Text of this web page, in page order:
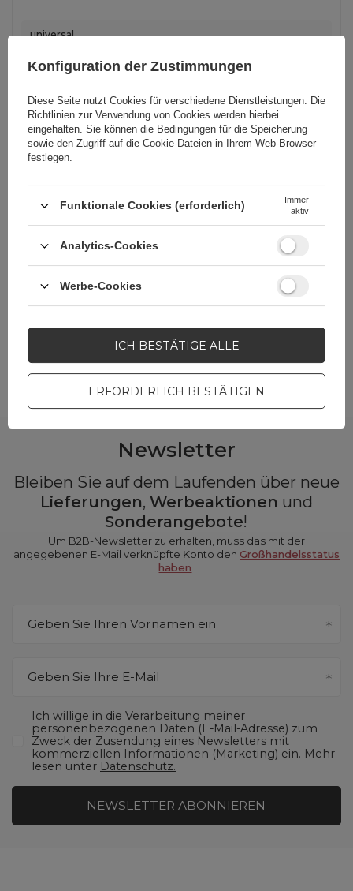
universal
11,39 EURinkl. MwSt
Collection
EAN:
universal
11,39 EURinkl. MwSt
Newsletter
Bleiben Sie auf dem Laufenden über neue
Lieferungen, Werbeaktionen und
Sonderangebote!
Um B2B-Newsletter zu erhalten, muss das mit der
angegebenen E-Mail verknüpfte Konto den Großhandelsstatus
haben
Geben Sie Ihren Vornamen ein
Geben Sie Ihre E-Mail
Ich willige in die Verarbeitung meiner
personenbezogenen Daten (E-Mail-Adresse) zum
Zweck der Zusendung eines Newsletters mit
kommerziellen Informationen (Marketing) ein. Mehr
lesen unter Datenschutz.
NEWSLETTER ABONNIEREN
Konfiguration der Zustimmungen
Diese Seite nutzt Cookies für verschiedene Dienstleistungen. Die
Richtlinien zur Verwendung von Cookies werden hierbei
eingehalten. Sie können die Bedingungen für die Speicherung
sowie den Zugriff auf die Cookie-Dateien in Ihrem Web-Browser
festlegen.
Funktionale Cookies (erforderlich)
Immer
aktiv
Analytics-Cookies
Werbe-Cookies
ERFORDERLICH BESTÄTIGEN
ICH BESTÄTIGE ALLE